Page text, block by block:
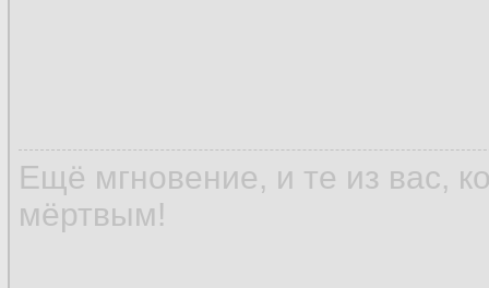
Ещё мгновение, и те из вас,
мёртвым!